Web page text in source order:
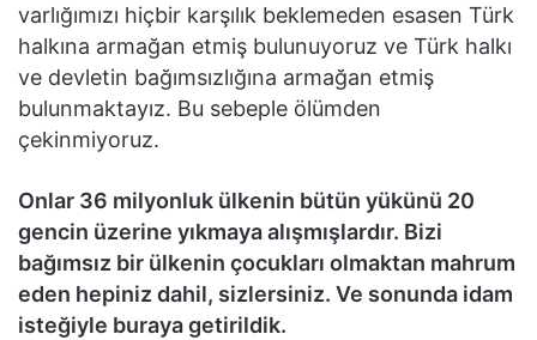
varlığımızı hiçbir karşılık beklemeden esasen Türk
halkına armağan etmiş bulunuyoruz ve Türk halkı
ve devletin bağımsızlığına armağan etmiş
bulunmaktayız. Bu sebeple ölümden
çekinmiyoruz.
Onlar 36 milyonluk ülkenin bütün yükünü 20
gencin üzerine yıkmaya alışmışlardır. Bizi
bağımsız bir ülkenin çocukları olmaktan mahrum
eden hepiniz dahil, sizlersiniz. Ve sonunda idam
isteğiyle buraya getirildik.